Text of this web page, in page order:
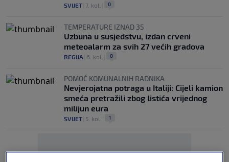
SVIJET 7. kol. 0
TEMPERATURE IZNAD 35
Uzbuna u susjedstvu, izdan crveni
meteoalarm za svih 27 većih gradova
REGIJA 6. kol. 0
POMOĆ KOMUNALNIH RADNIKA
Nevjerojatna potraga u Italiji: Cijeli kamion
smeća pretražili zbog listića vrijednog
milijun eura
SVIJET 5. kol. 1